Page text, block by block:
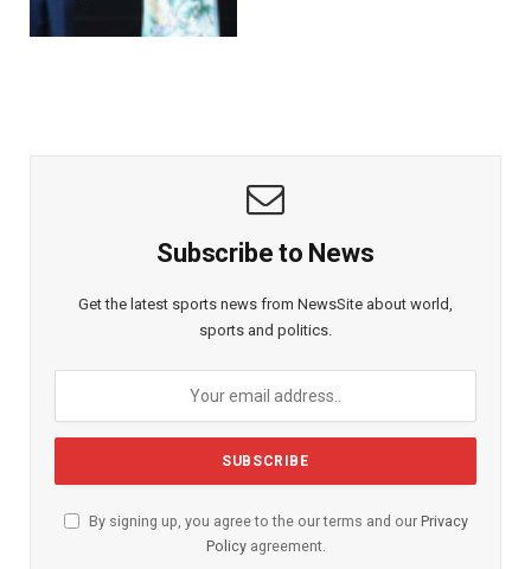
Subscribe to News
Get the latest sports news from NewsSite about world,
sports and politics.
By signing up, you agree to the our terms and our Privacy
Policyagreement.